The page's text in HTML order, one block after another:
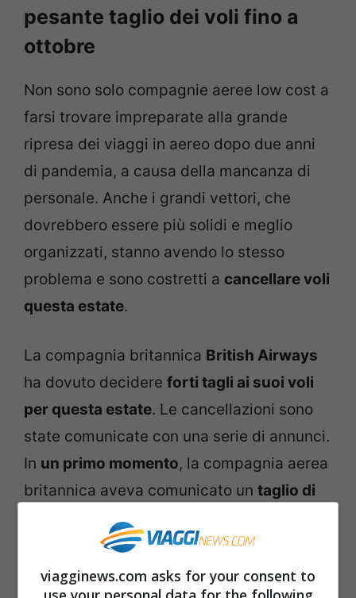
pesante taglio dei voli fino a
ottobre
Non sono solo compagnie aeree low cost a
farsi trovare impreparate alla grande
ripresa dei viaggi in aereo dopo due anni
di pandemia, a causa della mancanza di
personale. Anche i grandi vettori, che
dovrebbero essere più solidi e meglio
organizzati, stanno avendo lo stesso
problema e sono costretti a cancellare voli
questa estate.
La compagnia britannica British Airways
ha dovuto decidere forti tagli ai suoi voli
per questa estate. Le cancellazioni sono
state comunicate con una serie di annunci.
In un primo momento, la compagnia aerea
britannica aveva comunicato un taglio di
migliaia di suoi voli dagli aeroporti
londinesi di Heathrow e Gatwick
unariduzione dell’11% della sua
viagginews.com asks for your consent to